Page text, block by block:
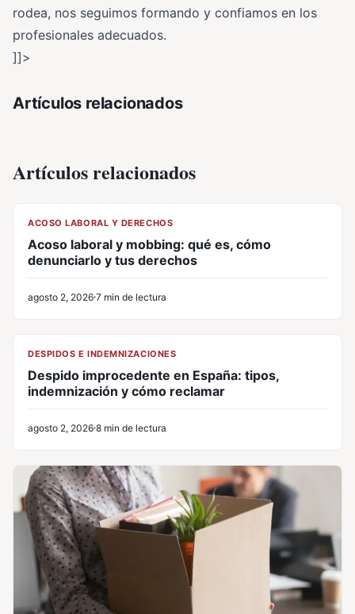
rodea, nos seguimos formando y confiamos en los
profesionales adecuados.
]]>
Artículos relacionados
Artículos relacionados
ACOSO LABORAL Y DERECHOS
Acoso laboral y mobbing: qué es, cómo
denunciarlo y tus derechos
agosto 2, 2026 7 min de lectura
DESPIDOS E INDEMNIZACIONES
Despido improcedente en España: tipos,
indemnización y cómo reclamar
agosto 2, 2026 8 min de lectura